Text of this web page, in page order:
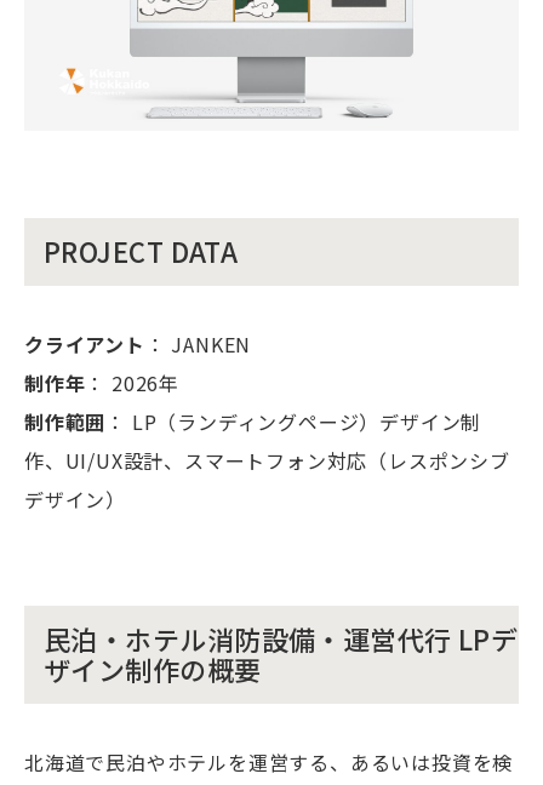
PROJECT DATA
クライアント ： JANKEN
制作年 ： 2026年
制作範囲 ： LP（ランディングページ）デザイン制
作、UI/UX設計、スマートフォン対応（レスポンシブ
デザイン）
民泊・ホテル消防設備・運営代行 LPデ
ザイン制作の概要
北海道で民泊やホテルを運営する、あるいは投資を検